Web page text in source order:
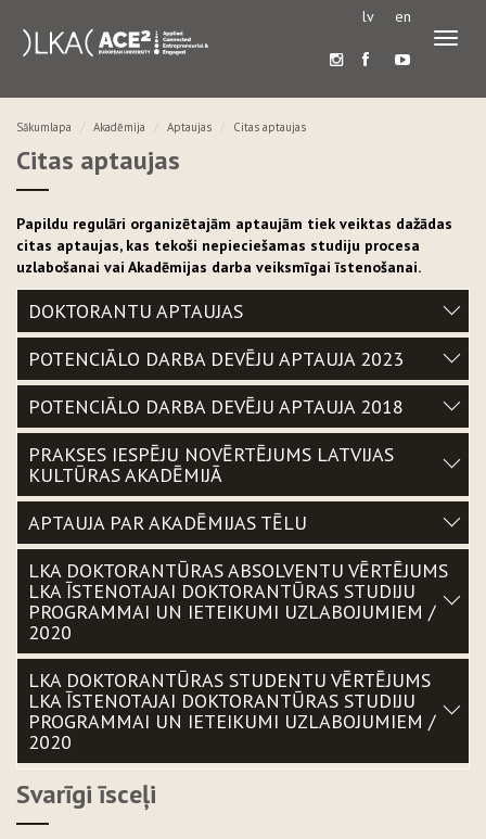
lv en
Sākumlapa Akadēmija Aptaujas Citas aptaujas
Citas aptaujas
Papildu regulāri organizētajām aptaujām tiek veiktas dažādas
citas aptaujas, kas tekoši nepieciešamas studiju procesa
uzlabošanai vai Akadēmijas darba veiksmīgai īstenošanai.
DOKTORANTU APTAUJAS
POTENCIĀLO DARBA DEVĒJU APTAUJA 2023
POTENCIĀLO DARBA DEVĒJU APTAUJA 2018
PRAKSES IESPĒJU NOVĒRTĒJUMS LATVIJAS
KULTŪRAS AKADĒMIJĀ
APTAUJA PAR AKADĒMIJAS TĒLU
LKA DOKTORANTŪRAS ABSOLVENTU VĒRTĒJUMS
LKA ĪSTENOTAJAI DOKTORANTŪRAS STUDIJU
PROGRAMMAI UN IETEIKUMI UZLABOJUMIEM /
2020
LKA DOKTORANTŪRAS STUDENTU VĒRTĒJUMS
LKA ĪSTENOTAJAI DOKTORANTŪRAS STUDIJU
PROGRAMMAI UN IETEIKUMI UZLABOJUMIEM /
2020
Svarīgi īsceļi